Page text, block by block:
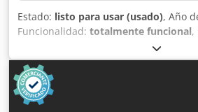
Estado: listo para usar (usado), Año
Funcionalidad: totalmente funcional,
, espesor
mm, peso total:4,650 kg, anchura de
DETALLES TÉCNICOS Grupo de
rotativa, banda de cepillos Mesa: 2
banda de goma/cinta transportadora